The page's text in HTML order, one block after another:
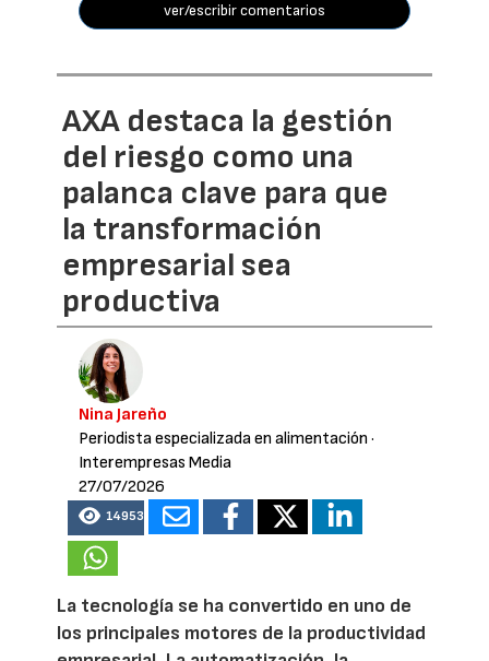
ver/escribir comentarios
AXA destaca la gestión
del riesgo como una
palanca clave para que
la transformación
empresarial sea
productiva
Nina Jareño
Periodista especializada en alimentación ·
Interempresas Media
27/07/2026
14953
La tecnología se ha convertido en uno de
los principales motores de la productividad